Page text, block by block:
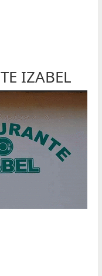
IZABEL